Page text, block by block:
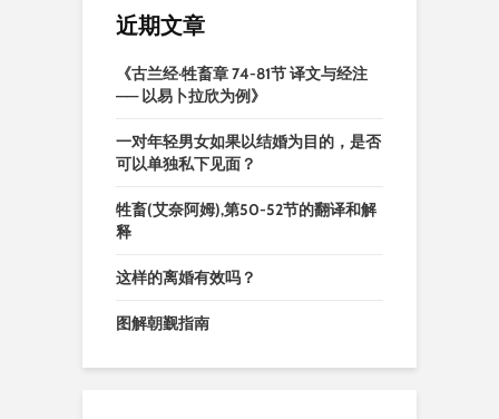
近期文章
《古兰经·牲畜章 74-81节 译文与经注
—— 以易卜拉欣为例》
一对年轻男女如果以结婚为目的，是否
可以单独私下见面？
牲畜(艾奈阿姆),第50-52节的翻译和解
释
这样的离婚有效吗？
图解朝觐指南